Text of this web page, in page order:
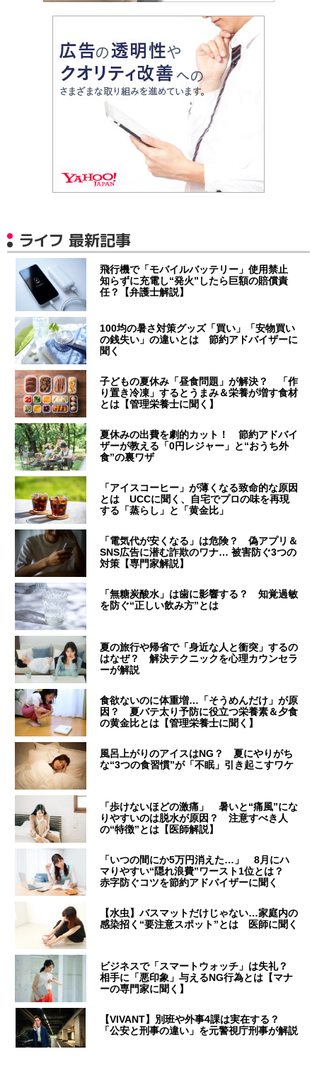
ライフ 最新記事
飛行機で「モバイルバッテリー」使用禁止
知らずに充電し“発火”したら巨額の賠償責
任？【弁護士解説】
100均の暑さ対策グッズ「買い」「安物買い
の銭失い」の違いとは 節約アドバイザーに
聞く
子どもの夏休み「昼食問題」が解決？ 「作
り置き冷凍」するとうまみ＆栄養が増す食材
とは【管理栄養士に聞く】
夏休みの出費を劇的カット！ 節約アドバイ
ザーが教える「0円レジャー」と“おうち外
食”の裏ワザ
「アイスコーヒー」が薄くなる致命的な原因
とは UCCに聞く、自宅でプロの味を再現
する「蒸らし」と「黄金比」
「電気代が安くなる」は危険？ 偽アプリ＆
SNS広告に潜む詐欺のワナ… 被害防ぐ3つの
対策【専門家解説】
「無糖炭酸水」は歯に影響する？ 知覚過敏
を防ぐ“正しい飲み方”とは
夏の旅行や帰省で「身近な人と衝突」するの
はなぜ？ 解決テクニックを心理カウンセラ
ーが解説
食欲ないのに体重増…「そうめんだけ」が原
因？ 夏バテ太り予防に役立つ栄養素＆夕食
の黄金比とは【管理栄養士に聞く】
風呂上がりのアイスはNG？ 夏にやりがち
な“3つの食習慣”が「不眠」引き起こすワケ
「歩けないほどの激痛」 暑いと“痛風”にな
りやすいのは脱水が原因？ 注意すべき人
の“特徴”とは【医師解説】
「いつの間にか5万円消えた…」 8月にハ
マりやすい“隠れ浪費”ワースト1位とは？
赤字防ぐコツを節約アドバイザーに聞く
【水虫】バスマットだけじゃない…家庭内の
感染招く“要注意スポット”とは 医師に聞く
ビジネスで「スマートウォッチ」は失礼？
相手に「悪印象」与えるNG行為とは【マナ
ーの専門家に聞く】
【VIVANT】別班や外事4課は実在する？
「公安と刑事の違い」を元警視庁刑事が解説